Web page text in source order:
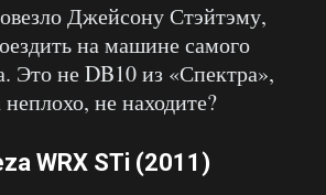
Джейсону Стэйтэму,
на машине самого
Это не DB10 из «Спектра»,
не находите?
WRX STi (2011)